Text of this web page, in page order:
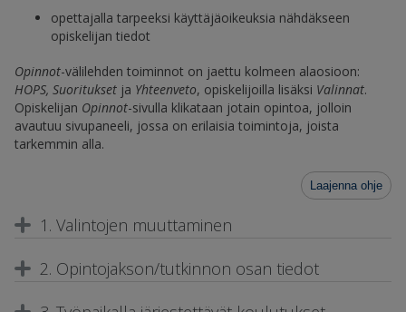
opettajalla tarpeeksi käyttäjäoikeuksia nähdäkseen
opiskelijan tiedot
Opinnot-välilehden toiminnot on jaettu kolmeen alaosioon:
HOPS, Suoritukset ja Yhteenveto, opiskelijoilla lisäksi Valinnat.
Opiskelijan Opinnot-sivulla klikataan jotain opintoa, jolloin
avautuu sivupaneeli, jossa on erilaisia toimintoja, joista
tarkemmin alla.
Laajenna ohje
1. Valintojen muuttaminen
2. Opintojakson/tutkinnon osan tiedot